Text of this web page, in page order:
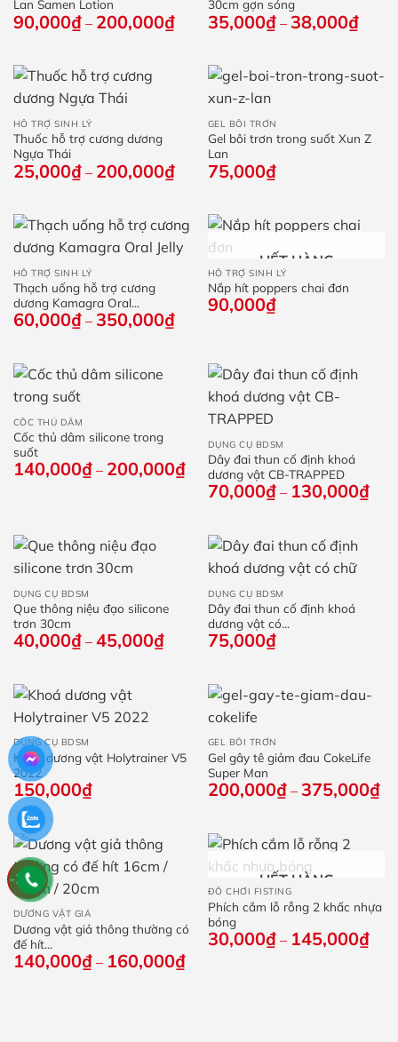
Lan Samen Lotion
90,000₫ – 200,000₫Khoảng
giá:
90,000₫
200,000₫
30cm gợn sóng
35,000₫ – 38,000₫
giá:
đến
HỖ TRỢ SINH LÝ
Thuốc hỗ trợ cương dương
Ngựa Thái
25,000₫ – 200,000₫Khoảng
giá:
25,000₫
đến
200,000₫
GEL BÔI TRƠN
Gel bôi trơn trong suốt Xun Z
Lan
75,000₫
HỖ TRỢ SINH LÝ
Thạch uống hỗ trợ cương
dương Kamagra Oral...
60,000₫ – 350,000₫Khoảng
giá:
60,000₫
350,000₫
HẾT HÀNG
HỖ TRỢ SINH LÝ
Nắp hít poppers chai đơn
90,000₫
CỐC THỦ DÂM
Cốc thủ dâm silicone trong
suốt
140,000₫ – 200,000₫Khoảng
giá:
200,000₫
DỤNG CỤ BDSM
Dây đai thun cố định khoá
dương vật CB-TRAPPED
70,000₫ – 130,000₫
giá:
DỤNG CỤ BDSM
Que thông niệu đạo silicone
trơn 30cm
40,000₫ – 45,000₫Khoảng
giá:
40,000₫
DỤNG CỤ BDSM
Dây đai thun cố định khoá
dương vật có...
75,000₫
DỤNG CỤ BDSM
Khoá dương vật Holytrainer V5
2022
150,000₫
GEL BÔI TRƠN
Gel gây tê giảm đau CokeLife
Super Man
200,000₫ – 375,000₫
-22%
DƯƠNG VẬT GIẢ
Dương vật giả thông thường có
đế hít...
140,000₫ – 160,000₫Khoảng
giá:
HẾT HÀNG
ĐỒ CHƠI FISTING
Phích cắm lỗ rỗng 2 khấc nhựa
bóng
30,000₫ – 145,000₫
giá: